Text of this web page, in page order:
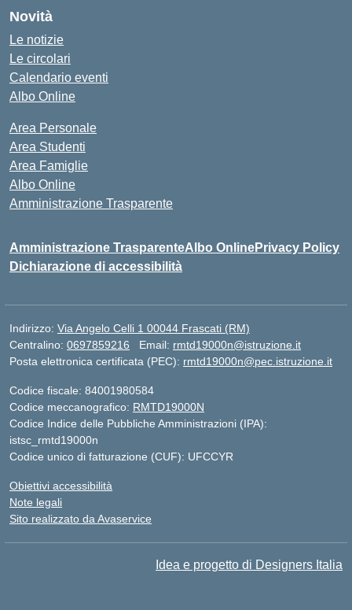
Novità
Le notizie
Le circolari
Calendario eventi
Albo Online
Area Personale
Area Studenti
Area Famiglie
Albo Online
Amministrazione Trasparente
Amministrazione TrasparenteAlbo OnlinePrivacy Policy
Dichiarazione di accessibilità
Indirizzo: Via Angelo Celli 1 00044 Frascati (RM)
Centralino: 0697859216 Email: rmtd19000n@istruzione.it
Posta elettronica certificata (PEC): rmtd19000n@pec.istruzione.it
Codice fiscale: 84001980584
Codice meccanografico: RMTD19000N
Codice Indice delle Pubbliche Amministrazioni (IPA):
istsc_rmtd19000n
Codice unico di fatturazione (CUF): UFCCYR
Obiettivi accessibilità
Note legali
Sito realizzato da Avaservice
Idea e progetto di Designers Italia